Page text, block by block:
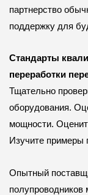
партнерство
поддержку для
Стандарты
переработки
Тщательно
оборудования.
мощности.
Изучите примеры
Опытный
полупроводников